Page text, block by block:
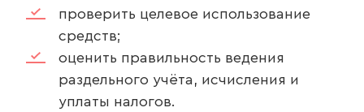
проверить целевое использование
средств;
оценить правильность ведения
раздельного учёта, исчисления и
уплаты налогов.